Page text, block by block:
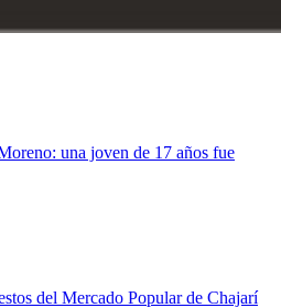
una joven de 17 años fue
del Mercado Popular de Chajarí